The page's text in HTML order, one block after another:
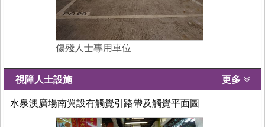
傷殘人士專用車位
視障人士設施 更多
水泉澳廣場南翼設有觸覺引路帶及觸覺平面圖